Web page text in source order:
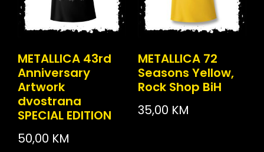
METALLICA 43rd
Anniversary
Artwork
dvostrana
SPECIAL EDITION
50,00 KM
METALLICA 72
Seasons Yellow,
Rock Shop BiH
35,00 KM